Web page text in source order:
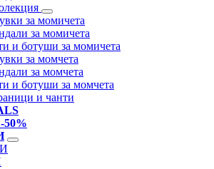
за момичета
за момичета
и ботуши за момичета
за момчета
за момчета
и ботуши за момчета
и чанти
50%